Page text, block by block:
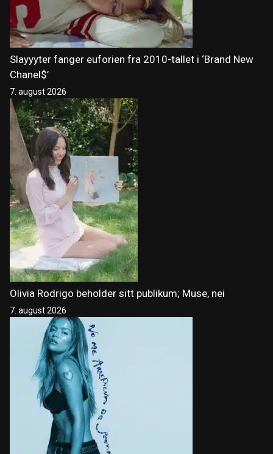
Slayyyter fanger euforien fra 2010-tallet i ‘Brand New
Chanel$’
7. august 2026
Olivia Rodrigo beholder sitt publikum; Muse, nei
7. august 2026